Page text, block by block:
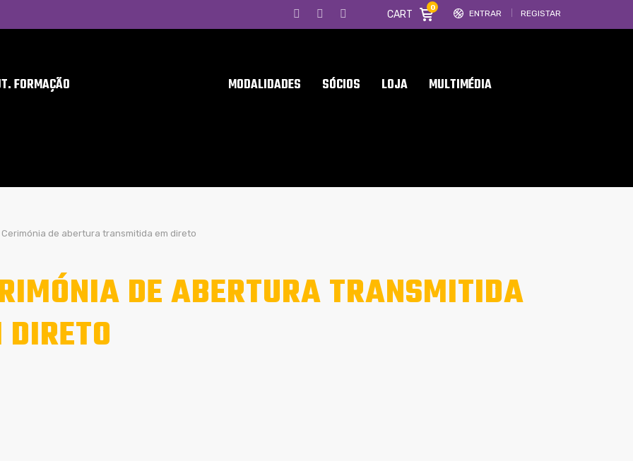
ENTRAR REGISTAR
CART
0
FORMAÇÃO MODALIDADES SÓCIOS LOJA MULTIMÉDIA
Cerimónia de abertura transmitida em direto
DE ABERTURA TRANSMITIDA